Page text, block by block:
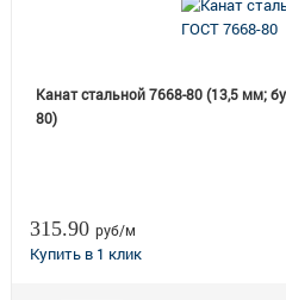
Канат стальной 7668-80 (13,5 мм;
80)
315.90 руб/м